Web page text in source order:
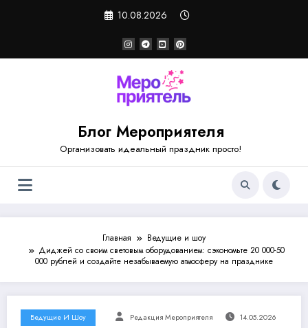
10.08.2026
Блог Мероприятеля
Организовать идеальный праздник просто!
Главная
Ведущие и шоу
Диджей со своим световым оборудованием: сэкономьте 20 000-50
000 рублей и создайте незабываемую атмосферу на празднике
Ведущие И Шоу Редакция Мероприятеля 14.05.2026